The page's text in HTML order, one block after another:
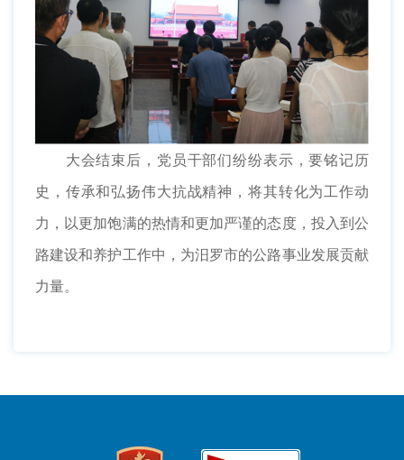
大会结束后，党员干部们纷纷表示，要铭记历
史，传承和弘扬伟大抗战精神，将其转化为工作动
力，以更加饱满的热情和更加严谨的态度，投入到公
路建设和养护工作中，为汨罗市的公路事业发展贡献
力量。